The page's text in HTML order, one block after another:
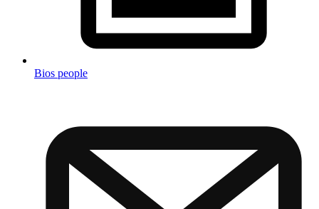
Bios people